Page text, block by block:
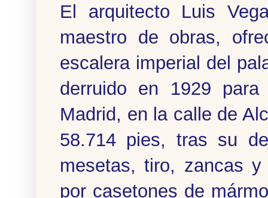
El arquitecto Luis
maestro de obras,
escalera imperial del
derruido en 1929
Madrid, en la calle de
58.714 pies, tras su
mesetas, tiro, zancas
por casetones de